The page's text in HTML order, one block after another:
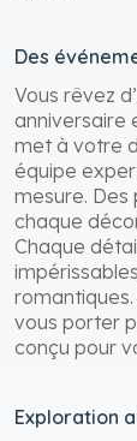
Des
Vous rêvez
anniversaire
met à votre
équipe
mesure. Des
chaque
Chaque
romantiques.
vous porter
conçu pour
Exploration